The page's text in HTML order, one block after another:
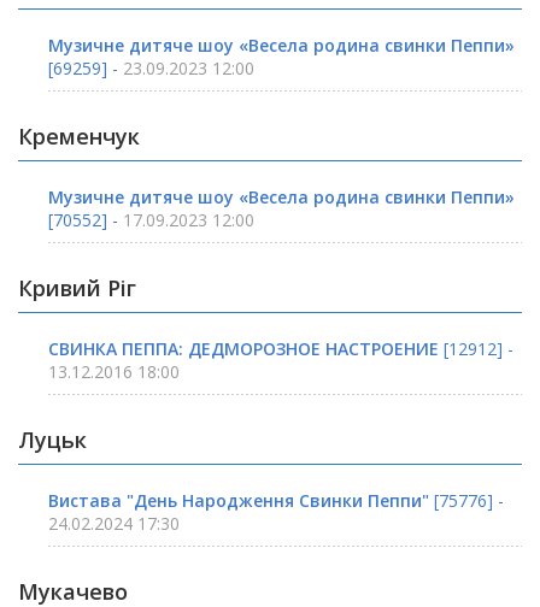
Музичне дитяче шоу «Весела родина свинки Пеппи»
[69259] - 23.09.2023 12:00
Кременчук
Музичне дитяче шоу «Весела родина свинки Пеппи»
[70552] - 17.09.2023 12:00
Кривий Ріг
СВИНКА ПЕППА: ДЕДМОРОЗНОЕ НАСТРОЕНИЕ [12912] -
13.12.2016 18:00
Луцьк
Вистава "День Народження Свинки Пеппи" [75776] -
24.02.2024 17:30
Мукачево